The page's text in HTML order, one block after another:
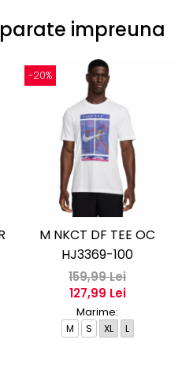
impreuna
-20%
M NKCT DF TEE OC
HJ3369-100
159,99 Lei
127,99 Lei
Marime:
M S XL L